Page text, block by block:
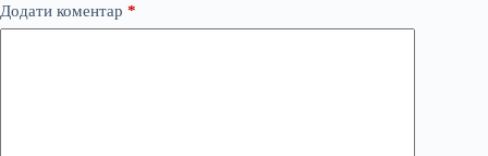
Додати коментар *